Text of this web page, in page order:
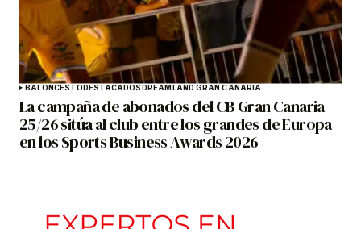
BALONCESTODESTACADOSDREAMLAND GRAN CANARIA
La campaña de abonados del CB Gran Canaria
25/26 sitúa al club entre los grandes de Europa
en los Sports Business Awards 2026